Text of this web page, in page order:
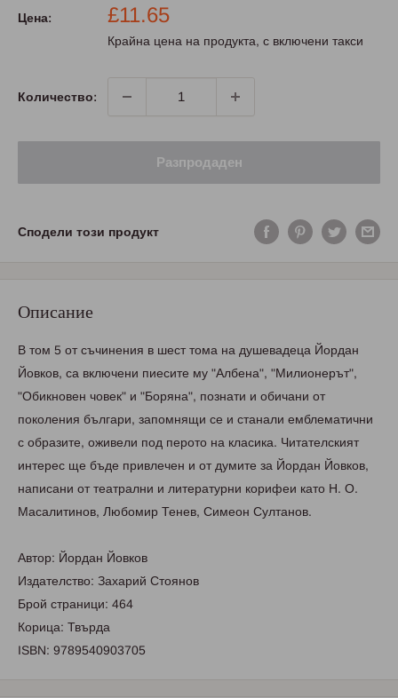
Цена:
Промо
цена
£11.65
Крайна цена на продукта, с включени такси
Количество:
Разпродаден
Сподели този продукт
Описание
В том 5 от съчинения в шест тома на душевадеца Йордан
Йовков, са включени пиесите му "Албена", "Милионерът",
"Обикновен човек" и "Боряна", познати и обичани от
поколения българи, запомнящи се и станали емблематични
с образите, оживели под перото на класика. Читателският
интерес ще бъде привлечен и от думите за Йордан Йовков,
написани от театрални и литературни корифеи като Н. О.
Масалитинов, Любомир Тенев, Симеон Султанов.
Автор: Йордан Йовков
Издателство: Захарий Стоянов
Брой страници: 464
Корица: Твърда
ISBN: 9789540903705